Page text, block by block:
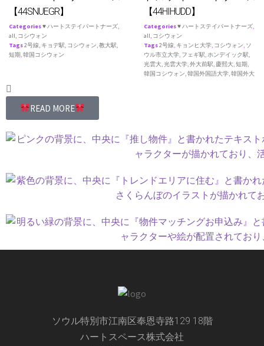
【44SNUEGR】
Categories♥ ハートステイパートナーズ,
all, コシウォン
Tags2号線, キョデ駅, コシウォン,教大駅,
短期,韓国コシウォン
【44HIHUDD】
Categories♥ ハートステイパートナーズ,
all, コシウォン
Tags2号線, キョンヒ大学, コシウォン, ソ
ウル市立大学, フェギ駅,ホンデイック駅,
光雲大,光雲大学,外大前駅, 慶熙大,短期,
韓国コシウォン,韓国外国語大学,韓国外大
READ MORE
ソウル特別市江南区奉恩寺路129 18階
ハートスペース株式会社